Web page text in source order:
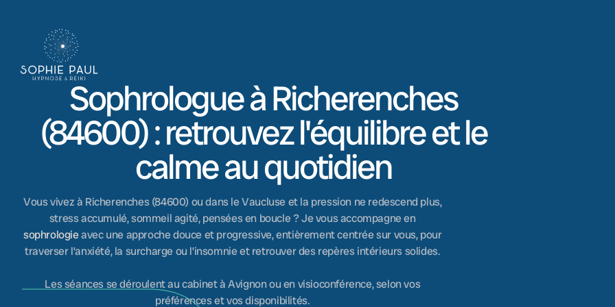
Sophrologue à Richerenches
(84600) : retrouvez l'équilibre et le
calme au quotidien
Vous vivez à Richerenches (84600) ou dans le Vaucluse et la pression ne redescend plus,
stress accumulé, sommeil agité, pensées en boucle ? Je vous accompagne en
sophrologieavec une approche douce et progressive, entièrement centrée sur vous, pour
traverser l’anxiété, la surcharge ou l’insomnie et retrouver des repères intérieurs solides.
Les séances se déroulent au cabinet à Avignon ou en visioconférence, selon vos
préférences et vos disponibilités.